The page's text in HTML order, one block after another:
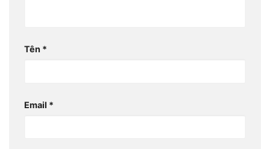
Tên *
Email *